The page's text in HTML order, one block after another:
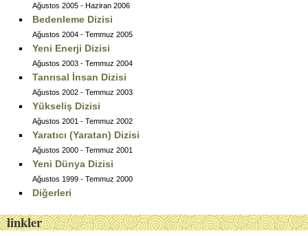
Ağustos 2005 - Haziran 2006
Bedenleme Dizisi
Ağustos 2004 - Temmuz 2005
Yeni Enerji Dizisi
Ağustos 2003 - Temmuz 2004
Tanrısal İnsan Dizisi
Ağustos 2002 - Temmuz 2003
Yükseliş Dizisi
Ağustos 2001 - Temmuz 2002
Yaratıcı (Yaratan) Dizisi
Ağustos 2000 - Temmuz 2001
Yeni Dünya Dizisi
Ağustos 1999 - Temmuz 2000
Diğerleri
linkler